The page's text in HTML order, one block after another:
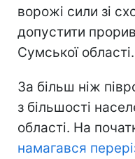
ворожі сили зі
допустити
Сумської області.
За більш ніж
з більшості
області. На
намагався